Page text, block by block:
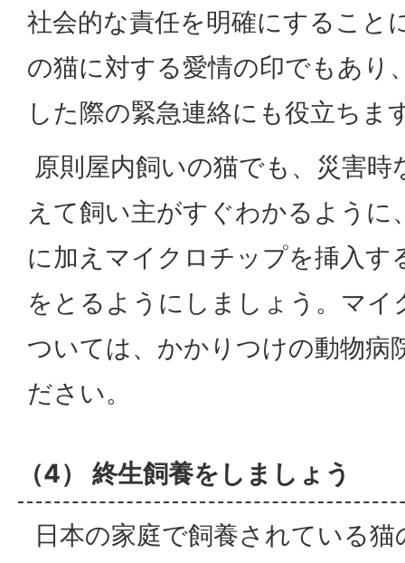
社会的な責任を明確にすること
の猫に対する愛情の印でもあり
した際の緊急連絡にも役立ちま
原則屋内飼いの猫でも、災害
えて飼い主がすぐわかるように
に加えマイクロチップを挿入す
をとるようにしましょう。マイ
ついては、かかりつけの動物病
ださい。
（4） 終生飼養をしましょう
日本の家庭で飼養されている